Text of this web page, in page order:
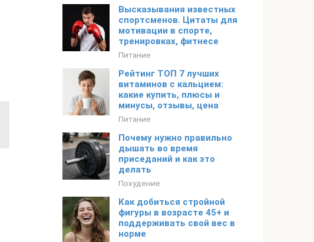
Высказывания известных
спортсменов. Цитаты для
мотивации в спорте,
тренировках, фитнесе
Питание
Рейтинг ТОП 7 лучших
витаминов с кальцием:
какие купить, плюсы и
минусы, отзывы, цена
Питание
Почему нужно правильно
дышать во время
приседаний и как это
делать
Похудение
Как добиться стройной
фигуры в возрасте 45+ и
поддерживать свой вес в
норме